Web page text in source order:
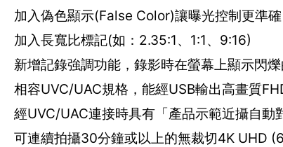
加入偽色顯示(False Color)讓曝光控制更準確
加入長寬比標記(如：2.35:1、1:1、9:16)
新增記錄強調功能，錄影時在螢幕上顯示閃
相容UVC/UAC規格，能經USB輸出高畫質
經UVC/UAC連接時具有「產品示範近攝自動
可連續拍攝30分鐘或以上的無裁切4K UHD